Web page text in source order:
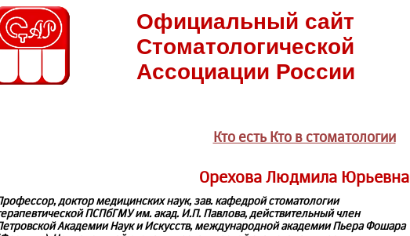
Официальный сайт
Стоматологической
Ассоциации России
Кто есть Кто в стоматологии
Орехова Людмила Юрьевна
доктор медицинских наук, зав. кафедрой стоматологии
ПСПбГМУ им. акад. И.П. Павлова, действительный член
Академии Наук и Искусств, международной академии Пьера Фошара